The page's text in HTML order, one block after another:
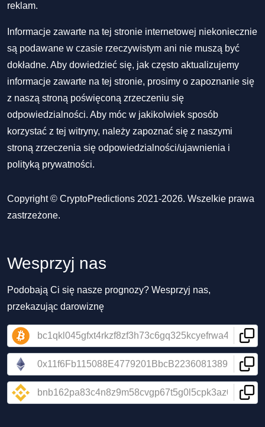
reklam.
Informacje zawarte na tej stronie internetowej niekoniecznie
są podawane w czasie rzeczywistym ani nie muszą być
dokładne. Aby dowiedzieć się, jak często aktualizujemy
informacje zawarte na tej stronie, prosimy o zapoznanie się
z naszą stroną poświęconą zrzeczeniu się
odpowiedzialności. Aby móc w jakikolwiek sposób
korzystać z tej witryny, należy zapoznać się z naszymi
stroną zrzeczenia się odpowiedzialności/ujawnienia i
polityką prywatności.
Copyright © CryptoPredictions 2021-2026. Wszelkie prawa
zastrzeżone.
Wesprzyj nas
Podobają Ci się nasze prognozy? Wesprzyj nas,
przekazując darowiznę